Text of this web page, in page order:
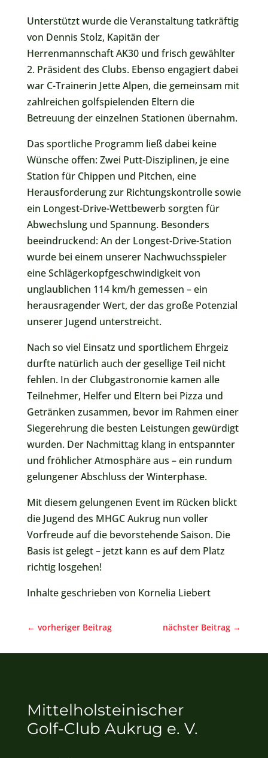
Unterstützt wurde die Veranstaltung tatkräftig
von Dennis Stolz, Kapitän der
Herrenmannschaft AK30 und frisch gewählter
2. Präsident des Clubs. Ebenso engagiert dabei
war C-Trainerin Jette Alpen, die gemeinsam mit
zahlreichen golfspielenden Eltern die
Betreuung der einzelnen Stationen übernahm.
Das sportliche Programm ließ dabei keine
Wünsche offen: Zwei Putt-Disziplinen, je eine
Station für Chippen und Pitchen, eine
Herausforderung zur Richtungskontrolle sowie
ein Longest-Drive-Wettbewerb sorgten für
Abwechslung und Spannung. Besonders
beeindruckend: An der Longest-Drive-Station
wurde bei einem unserer Nachwuchsspieler
eine Schlägerkopfgeschwindigkeit von
unglaublichen 114 km/h gemessen – ein
herausragender Wert, der das große Potenzial
unserer Jugend unterstreicht.
Nach so viel Einsatz und sportlichem Ehrgeiz
durfte natürlich auch der gesellige Teil nicht
fehlen. In der Clubgastronomie kamen alle
Teilnehmer, Helfer und Eltern bei Pizza und
Getränken zusammen, bevor im Rahmen einer
Siegerehrung die besten Leistungen gewürdigt
wurden. Der Nachmittag klang in entspannter
und fröhlicher Atmosphäre aus – ein rundum
gelungener Abschluss der Winterphase.
Mit diesem gelungenen Event im Rücken blickt
die Jugend des MHGC Aukrug nun voller
Vorfreude auf die bevorstehende Saison. Die
Basis ist gelegt – jetzt kann es auf dem Platz
richtig losgehen!
Inhalte geschrieben von Kornelia Liebert
← vorheriger Beitrag nächster Beitrag →
Mittelholsteinischer
Golf-Club Aukrug e. V.